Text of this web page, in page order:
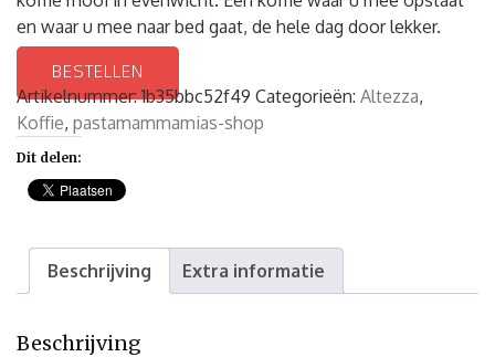
en waar u mee naar bed gaat, de hele dag door lekker.
BESTELLEN
Artikelnummer:1b35bbc52f49 Categorieën: Altezza,
Koffie, pastamammamias-shop
Dit delen:
Beschrijving Extra informatie
Beschrijving